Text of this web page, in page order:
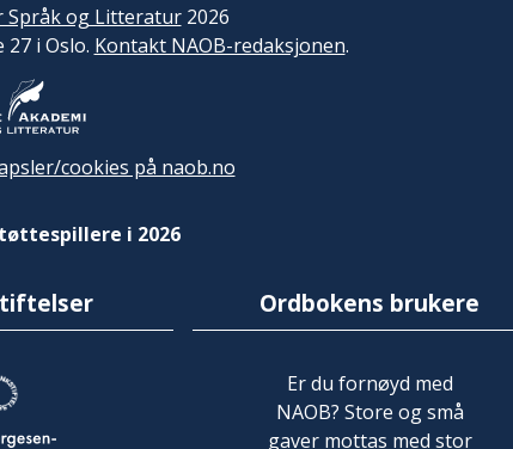
Språk og Litteratur2026
i Oslo. Kontakt NAOB-redaksjonen.
cookies på naob.no
i 2026
Ordbokens brukere
Er du fornøyd med
NAOB? Store og små
gaver mottas med stor